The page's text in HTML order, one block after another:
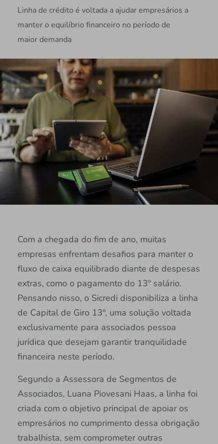
Linha de crédito é voltada a ajudar empresários a
manter o equilíbrio financeiro no período de
maior demanda
Com a chegada do fim de ano, muitas
empresas enfrentam desafios para manter o
fluxo de caixa equilibrado diante de despesas
extras, como o pagamento do 13º salário.
Pensando nisso, o Sicredi disponibiliza a linha
de Capital de Giro 13º, uma solução voltada
exclusivamente para associados pessoa
jurídica que desejam garantir tranquilidade
financeira neste período.
Segundo a Assessora de Segmentos de
Associados, Luana Piovesani Haas, a linha foi
criada com o objetivo principal de apoiar os
empresários no cumprimento dessa obrigação
trabalhista, sem comprometer outras